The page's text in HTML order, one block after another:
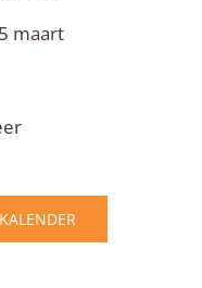
maart